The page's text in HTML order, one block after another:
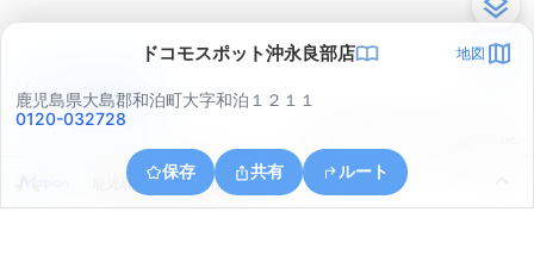
ドコモスポット沖永良部店 地図
鹿児島県大島郡和泊町大字和泊１２１１
0120-032728
保存 共有 ルート
鹿児島県大島郡和泊町根折
アプリで見る